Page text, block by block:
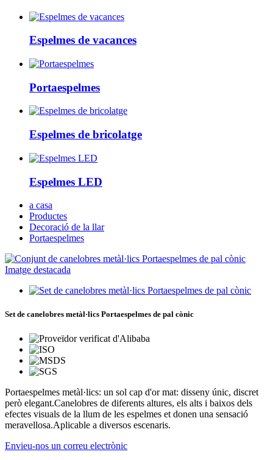
Espelmes de vacances
Portaespelmes
Espelmes de bricolatge
Espelmes LED
a casa
Productes
Decoració de la llar
Portaespelmes
Set de canelobres metàl·lics Portaespelmes de pal cònic
Portaespelmes metàl·lics: un sol cap d'or mat: disseny únic, discret
però elegant.Canelobres de diferents altures, els alts i baixos dels
efectes visuals de la llum de les espelmes et donen una sensació
meravellosa.Aplicable a diversos escenaris.
Envieu-nos un correu electrònic